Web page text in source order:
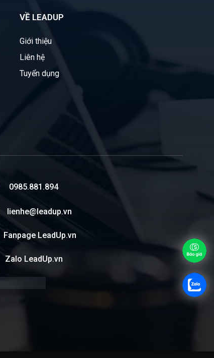
VỀ LEADUP
Giới thiệu
Liên hệ
Tuyển dụng
0985.881.894
lienhe@leadup.vn
Fanpage LeadUp.vn
Zalo LeadUp.vn